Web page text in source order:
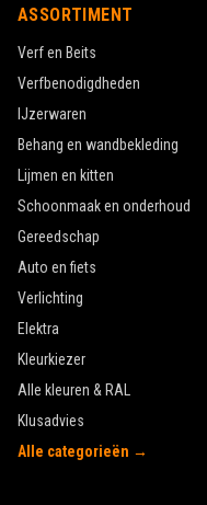
ASSORTIMENT
Verf en Beits
Verfbenodigdheden
IJzerwaren
Behang en wandbekleding
Lijmen en kitten
Schoonmaak en onderhoud
Gereedschap
Auto en fiets
Verlichting
Elektra
Kleurkiezer
Alle kleuren & RAL
Klusadvies
Alle categorieën →